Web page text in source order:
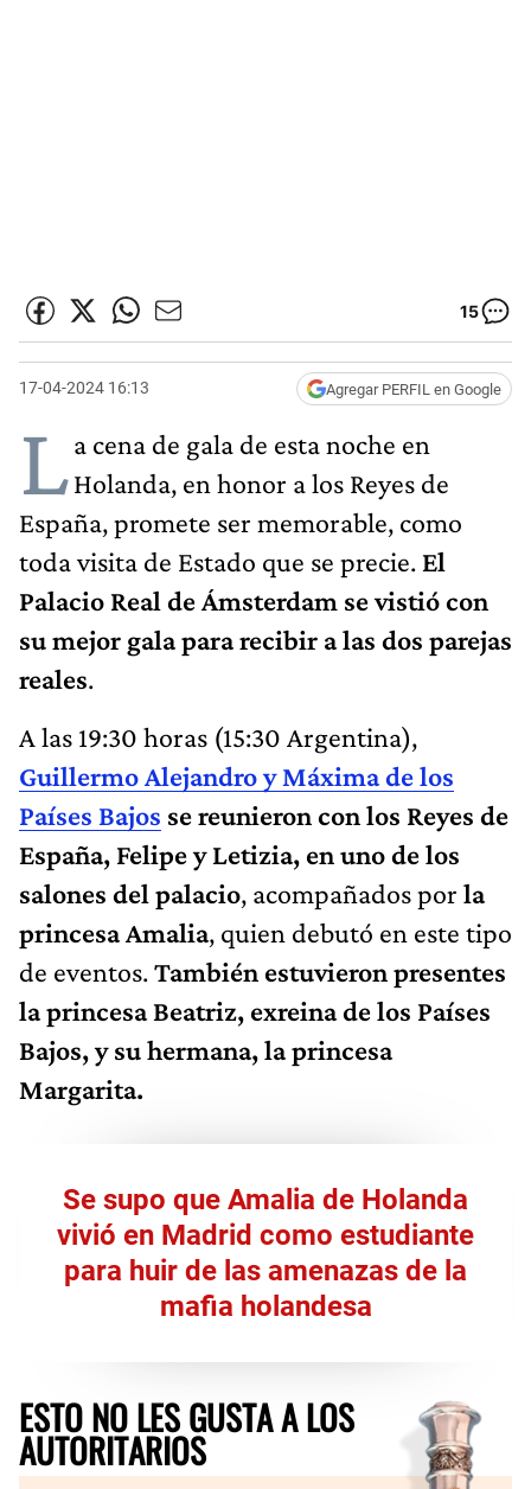
15
17-04-2024 16:13 Agregar PERFIL en Google
La cena de gala de esta noche en
Holanda, en honor a los Reyes de
España, promete ser memorable, como
toda visita de Estado que se precie. El
Palacio Real de Ámsterdam se vistió con
su mejor gala para recibir a las dos parejas
reales.
A las 19:30 horas (15:30 Argentina),
Guillermo Alejandro y Máxima de los
Países Bajos se reunieron con los Reyes de
España, Felipe y Letizia, en uno de los
salones del palacio, acompañados por la
princesa Amalia, quien debutó en este tipo
de eventos.También estuvieron presentes
la princesa Beatriz, exreina de los Países
Bajos, y su hermana, la princesa
Margarita.
Se supo que Amalia de Holanda
vivió en Madrid como estudiante
para huir de las amenazas de la
mafia holandesa
ESTO NO LES GUSTA A LOS
AUTORITARIOS